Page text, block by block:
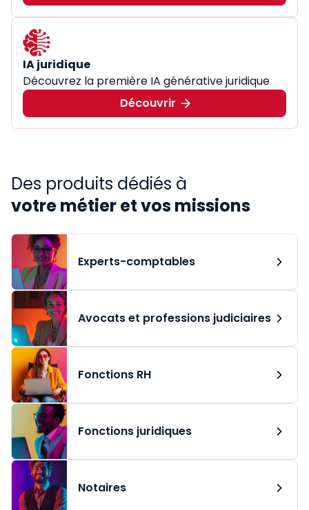
IA juridique
Découvrez la première IA générative juridique
Découvrir
Des produits dédiés à
votre métier et vos missions
Experts-comptables
Avocats et professions judiciaires
Fonctions RH
Fonctions juridiques
Notaires